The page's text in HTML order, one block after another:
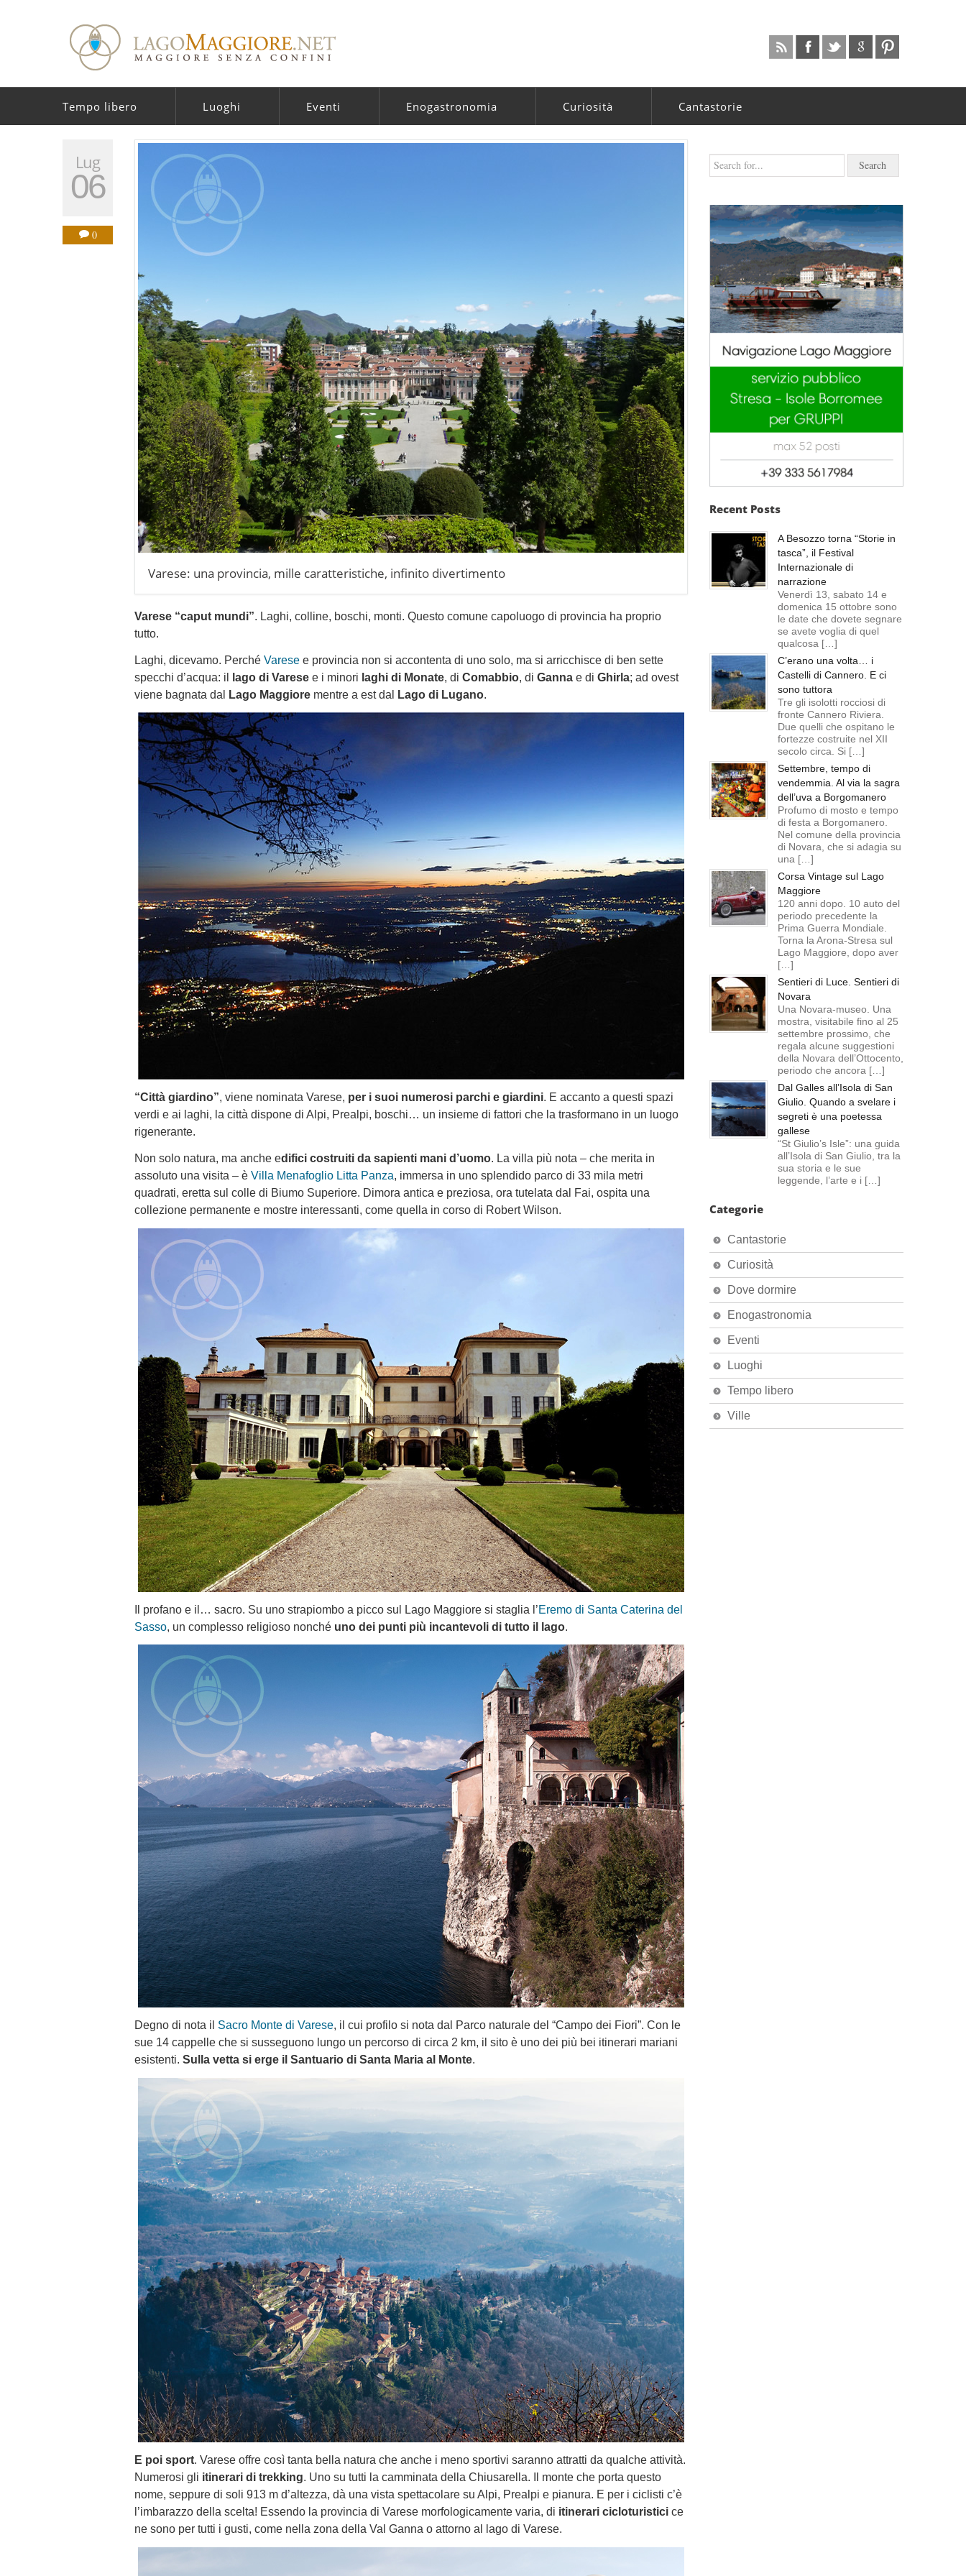
Tempo libero Luoghi Eventi Enogastronomia Curiosità Cantastorie
Lug
06
0
Varese: una provincia, mille caratteristiche, infinito divertimento
Varese “caput mundi”. Laghi, colline, boschi, monti. Questo comune capoluogo di provincia ha proprio
tutto.
Laghi, dicevamo. Perché Varese e provincia non si accontenta di uno solo, ma si arricchisce di ben sette
specchi d’acqua: il
lago di Varese e i minori laghi di Monate, di Comabbio, di Ganna e di Ghirla; ad ovest
viene bagnata dal
Lago Maggiore mentre a est dal Lago di Lugano.
“Città giardino”, viene nominata Varese, per i suoi numerosi parchi e giardini. E accanto a questi spazi
verdi e ai laghi, la città dispone di Alpi, Prealpi, boschi… un insieme di fattori che la trasformano in un luogo
rigenerante.
Non solo natura, ma anche edifici costruiti da sapienti mani d’uomo. La villa più nota – che merita in
assoluto una visita – è Villa Menafoglio Litta Panza, immersa in uno splendido parco di 33 mila metri
quadrati, eretta sul colle di Biumo Superiore. Dimora antica e preziosa, ora tutelata dal Fai, ospita una
collezione permanente e mostre interessanti, come quella in corso di Robert Wilson.
Il profano e il… sacro. Su uno strapiombo a picco sul Lago Maggiore si staglia l’Eremo di Santa Caterina del
Sasso, un complesso religioso nonché uno dei punti più incantevoli di tutto il lago.
Degno di nota il Sacro Monte di Varese, il cui profilo si nota dal Parco naturale del “Campo dei Fiori”. Con le
sue 14 cappelle che si susseguono lungo un percorso di circa 2 km, il sito è uno dei più bei itinerari mariani
esistenti. Sulla vetta si erge il Santuario di Santa Maria al Monte.
E poi sport. Varese offre così tanta bella natura che anche i meno sportivi saranno attratti da qualche attività.
Numerosi gli itinerari di trekking. Uno su tutti la camminata della Chiusarella. Il monte che porta questo
nome, seppure di soli 913 m d’altezza, dà una vista spettacolare su Alpi, Prealpi e pianura. E per i ciclisti c’è
l’imbarazzo della scelta! Essendo la provincia di Varese morfologicamente varia, di itinerari cicloturistici ce
ne sono per tutti i gusti, come nella zona della Val Ganna o attorno al lago di Varese.
Recent Posts
A Besozzo torna “Storie in
tasca”, il Festival
Internazionale di
narrazione
Venerdì 13, sabato 14 e
domenica 15 ottobre sono
le date che dovete segnare
se avete voglia di quel
qualcosa […]
C’erano una volta… i
Castelli di Cannero. E ci
sono tuttora
Tre gli isolotti rocciosi di
fronte Cannero Riviera.
Due quelli che ospitano le
fortezze costruite nel XII
secolo circa. Si […]
Settembre, tempo di
vendemmia. Al via la sagra
dell’uva a Borgomanero
Profumo di mosto e tempo
di festa a Borgomanero.
Nel comune della provincia
di Novara, che si adagia su
una […]
Corsa Vintage sul Lago
Maggiore
120 anni dopo. 10 auto del
periodo precedente la
Prima Guerra Mondiale.
Torna la Arona-Stresa sul
Lago Maggiore, dopo aver
[…]
Sentieri di Luce. Sentieri di
Novara
Una Novara-museo. Una
mostra, visitabile fino al 25
settembre prossimo, che
regala alcune suggestioni
della Novara dell’Ottocento,
periodo che ancora […]
Dal Galles all’Isola di San
Giulio. Quando a svelare i
segreti è una poetessa
gallese
“St Giulio’s Isle”: una guida
all’Isola di San Giulio, tra la
sua storia e le sue
leggende, l’arte e i […]
Categorie
Cantastorie
Curiosità
Dove dormire
Enogastronomia
Eventi
Luoghi
Tempo libero
Ville